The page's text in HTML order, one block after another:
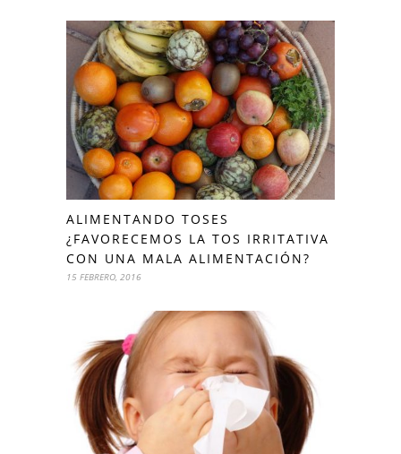
ALIMENTANDO TOSES
¿FAVORECEMOS LA TOS IRRITATIVA
CON UNA MALA ALIMENTACIÓN?
15 FEBRERO, 2016